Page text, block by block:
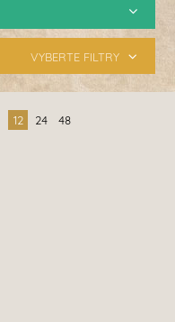
VYBERTE FILTRY
12 24 48